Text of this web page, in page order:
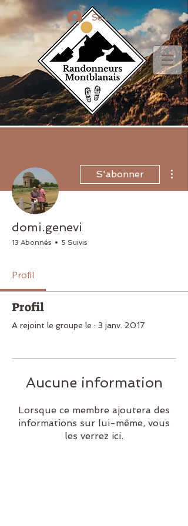
Se connecter
S'abonner
domi.genevi
13 Abonnés 5 Suivis
Profil
Profil
A rejoint le groupe le : 3 janv. 2017
Aucune information
Lorsque ce membre ajoutera des
informations sur lui-même, vous
les verrez ici.